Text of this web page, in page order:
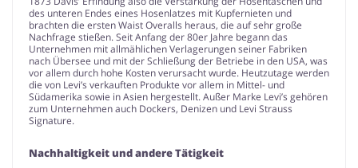
des unteren Endes eines Hosenlatzes mit Kupfernieten und
brachten die ersten Waist Overalls heraus, die auf sehr große
Nachfrage stießen. Seit Anfang der 80er Jahre begann das
Unternehmen mit allmählichen Verlagerungen seiner Fabriken
nach Übersee und mit der Schließung der Betriebe in den USA, was
vor allem durch hohe Kosten verursacht wurde. Heutzutage werden
die von Levi’s verkauften Produkte vor allem in Mittel- und
Südamerika sowie in Asien hergestellt. Außer Marke Levi’s gehören
zum Unternehmen auch Dockers, Denizen und Levi Strauss
Signature.
Nachhaltigkeit und andere Tätigkeit